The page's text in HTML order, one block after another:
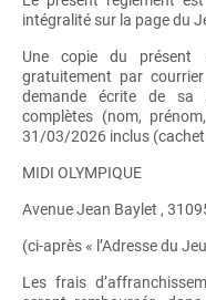
intégralité sur la page du
Une copie du présent
gratuitement par
demande écrite de sa
complètes (nom,
31/03/2026 inclus
MIDI OLYMPIQUE
Avenue Jean Baylet ,
(ci-après « l’Adresse du
Les frais